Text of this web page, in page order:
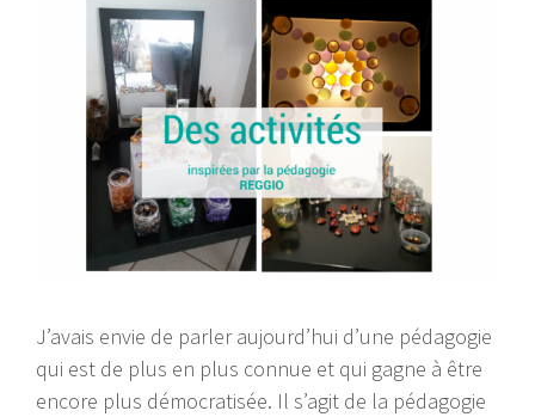
J’avais envie de parler aujourd’hui d’une pédagogie
qui est de plus en plus connue et qui gagne à être
encore plus démocratisée. Il s’agit de la pédagogie